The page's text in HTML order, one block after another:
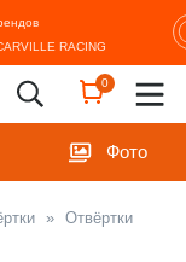
RACING
0
Фото
» Отвёртки